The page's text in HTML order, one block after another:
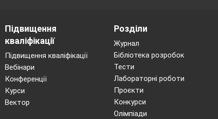
can’t afford CDs.
Action game. Snowballs.
Work in two groups. Act as in model. Use the
words milk/apples/ sugar/ lemons/cakes/water…
Group 1- how much?(Right)
Підвищення
кваліфікації
Підвищення кваліфікації
Вебінари
Конференції
Курси
Вектор
Розділи
Журнал
Бібліотека розробок
Тести
Лабораторні роботи
Проєкти
Конкурси
Олімпіади